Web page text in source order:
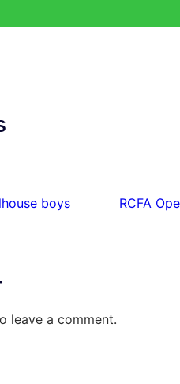
boys
RCFA
leave a comment.